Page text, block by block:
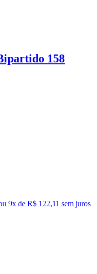
158
9x de R$ 122,11 sem juros